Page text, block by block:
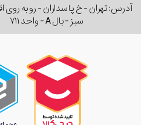
سبز - بال A - واحد ۷۱۱